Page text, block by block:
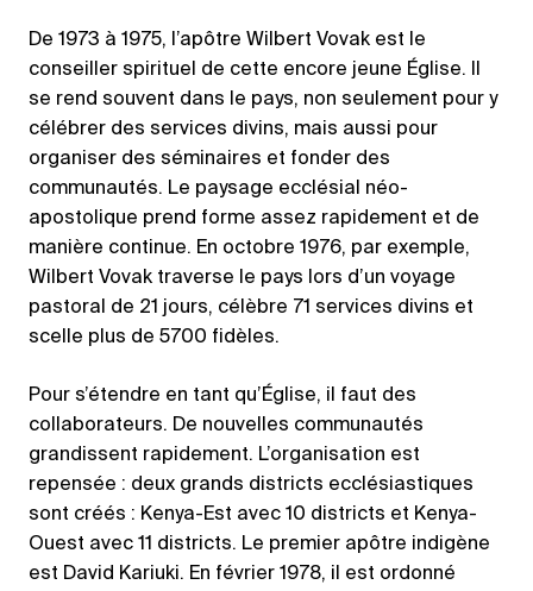
De 1973 à 1975, l’apôtre Wilbert Vovak est le
conseiller spirituel de cette encore jeune Église. Il
se rend souvent dans le pays, non seulement pour y
célébrer des services divins, mais aussi pour
organiser des séminaires et fonder des
communautés. Le paysage ecclésial néo-
apostolique prend forme assez rapidement et de
manière continue. En octobre 1976, par exemple,
Wilbert Vovak traverse le pays lors d’un voyage
pastoral de 21 jours, célèbre 71 services divins et
scelle plus de 5700 fidèles.
Pour s’étendre en tant qu’Église, il faut des
collaborateurs. De nouvelles communautés
grandissent rapidement. L’organisation est
repensée : deux grands districts ecclésiastiques
sont créés : Kenya-Est avec 10 districts et Kenya-
Ouest avec 11 districts. Le premier apôtre indigène
est David Kariuki. En février 1978, il est ordonné